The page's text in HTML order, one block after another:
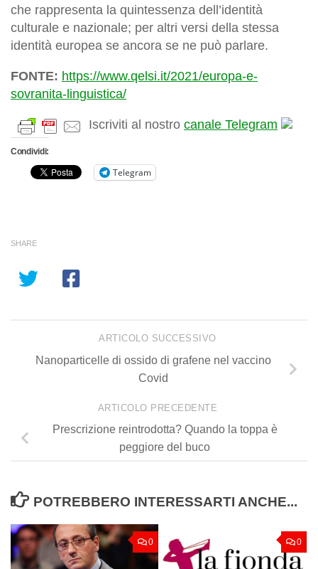
che rappresenta la quintessenza dell’identità
culturale e nazionale; per altri versi della stessa
identità europea se ancora se ne può parlare.
FONTE: https://www.qelsi.it/2021/europa-e-
sovranita-linguistica/
Iscriviti al nostro canale Telegram
Condividi:
Telegram
SHARE
ARTICOLO SUCCESSIVO
Nanoparticelle di ossido di grafene nel vaccino
Covid
ARTICOLO PRECEDENTE
Prescrizione reintrodotta? Quando la toppa è
peggiore del buco
POTREBBERO INTERESSARTI ANCHE...
0 0